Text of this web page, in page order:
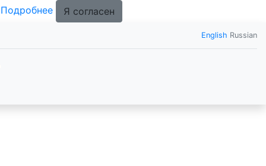
Подробнее Я согласен
English Russian